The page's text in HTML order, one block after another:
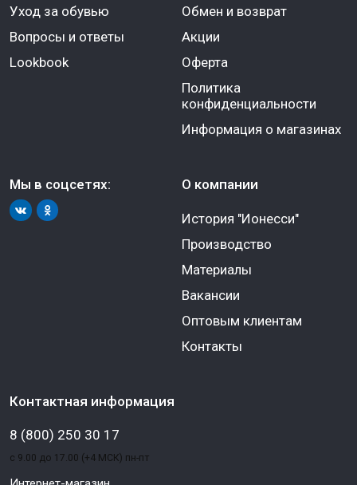
Уход за обувью
Вопросы и ответы
Lookbook
Обмен и возврат
Акции
Оферта
Политика
конфиденциальности
Информация о магазинах
Мы в соцсетях: О компании
История "Ионесси"
Производство
Материалы
Вакансии
Оптовым клиентам
Контакты
Контактная информация
8 (800) 250 30 17
с 9.00 до 17.00 (+4 МСК) пн-пт